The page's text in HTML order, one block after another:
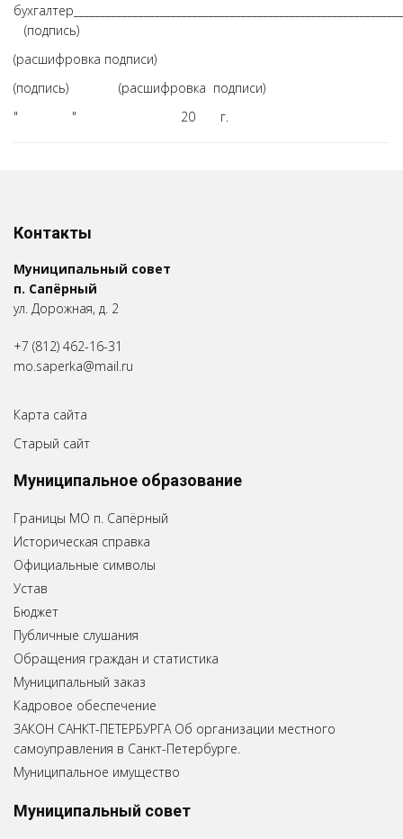
(подпись)
(расшифровка подписи)
(подпись) (расшифровка подписи)
" " 20 г.
Контакты
Муниципальный совет
п. Сапёрный
ул. Дорожная, д. 2
+7 (812) 462-16-31
mo.saperka@mail.ru
Карта сайта
Старый сайт
Муниципальное образование
Границы МО п. Сапёрный
Историческая справка
Официальные символы
Устав
Бюджет
Публичные слушания
Обращения граждан и статистика
Муниципальный заказ
Кадровое обеспечение
ЗАКОН САНКТ-ПЕТЕРБУРГА Об организации местного
самоуправления в Санкт-Петербурге.
Муниципальное имущество
Муниципальный совет